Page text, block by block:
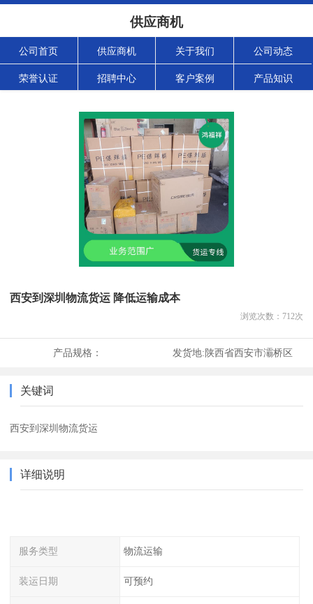
供应商机
公司首页 供应商机 关于我们 公司动态
荣誉认证 招聘中心 客户案例 产品知识
西安到深圳物流货运 降低运输成本
浏览次数： 712次
产品规格： 发货地:陕西省西安市灞桥区
关键词
西安到深圳物流货运
详细说明
服务类型 物流运输
装运日期 可预约